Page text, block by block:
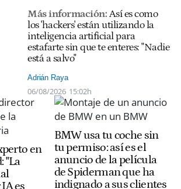
Más información: Así es como
los 'hackers' están utilizando la
inteligencia artificial para
estafarte sin que te enteres: "Nadie
está a salvo"
Adrián Raya
06/08/2026 15:02h
en
"La
es
BMW usa tu coche sin
tu permiso: así es el
anuncio de la película
de Spiderman que ha
indignado a sus clientes